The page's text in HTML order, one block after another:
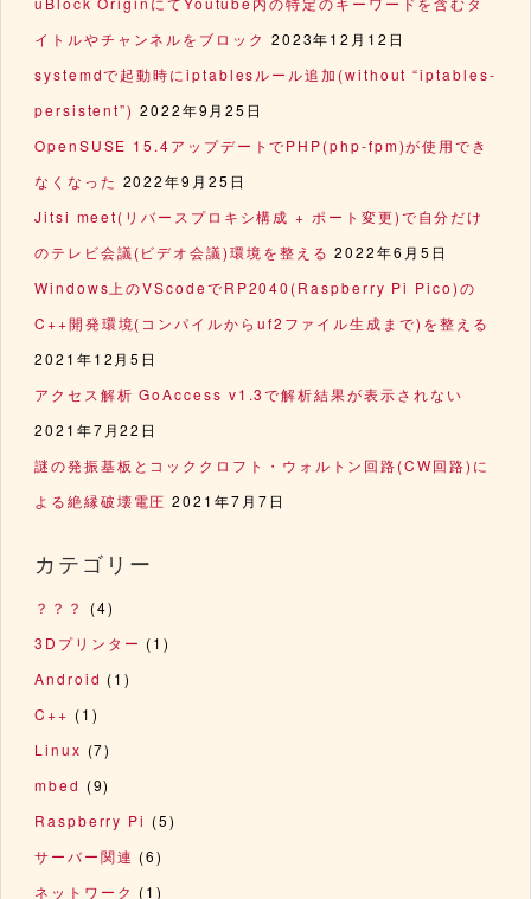
イトルやチャンネルをブロック 2023年12月12日
systemdで起動時にiptablesルール追加(without “iptables-
persistent”) 2022年9月25日
OpenSUSE 15.4アップデートでPHP(php-fpm)が使用でき
なくなった 2022年9月25日
Jitsi meet(リバースプロキシ構成 + ポート変更)で自分だけ
のテレビ会議(ビデオ会議)環境を整える 2022年6月5日
Windows上のVScodeでRP2040(Raspberry Pi Pico)の
C++開発環境(コンパイルからuf2ファイル生成まで)を整える
2021年12月5日
アクセス解析 GoAccess v1.3で解析結果が表示されない
2021年7月22日
謎の発振基板とコッククロフト・ウォルトン回路(CW回路)に
よる絶縁破壊電圧 2021年7月7日
カテゴリー
？？？
(4)
3Dプリンター (1)
Android (1)
C++ (1)
Linux (7)
mbed (9)
Raspberry Pi (5)
サーバー関連 (6)
ネットワーク (1)